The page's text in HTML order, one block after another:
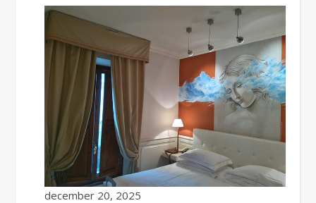
december 20, 2025